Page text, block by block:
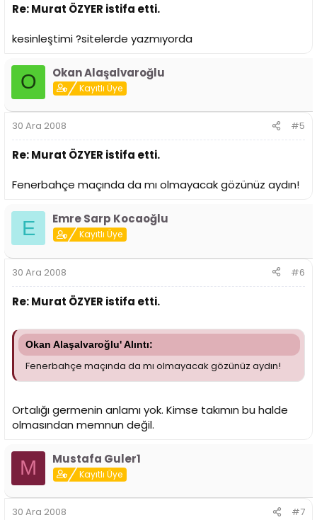
Re: Murat ÖZYER istifa etti.
kesinleştimi ?sitelerde yazmıyorda
O Okan Alaşalvaroğlu
Kayıtlı Üye
30 Ara 2008 #5
Re: Murat ÖZYER istifa etti.
Fenerbahçe maçında da mı olmayacak gözünüz aydın!
E Emre Sarp Kocaoğlu
Kayıtlı Üye
30 Ara 2008 #6
Re: Murat ÖZYER istifa etti.
Okan Alaşalvaroğlu' Alıntı:
Fenerbahçe maçında da mı olmayacak gözünüz aydın!
Ortalığı germenin anlamı yok. Kimse takımın bu halde
olmasından memnun değil.
M Mustafa Guler1
Kayıtlı Üye
30 Ara 2008 #7